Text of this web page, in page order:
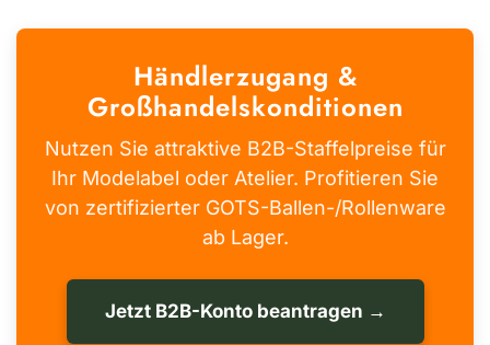
Händlerzugang &
Großhandelskonditionen
Nutzen Sie attraktive B2B-Staffelpreise für
Ihr Modelabel oder Atelier. Profitieren Sie
von zertifizierter GOTS-Ballen-/Rollenware
ab Lager.
Jetzt B2B-Konto beantragen →